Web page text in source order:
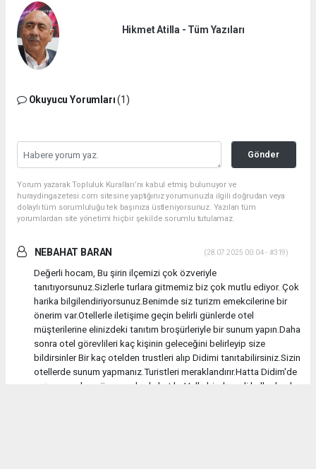
Hikmet Atilla - Tüm Yazıları
Okuyucu Yorumları(1)
Gönder
Yorum yazarak Topluluk Kuralları’nı kabul etmiş bulunuyor ve
huraydingazetesi.com sitesine yaptığınız yorumunuzla ilgili doğrudan veya
dolaylı tüm sorumluluğu tek başınıza üstleniyorsunuz. Yazılan tüm
yorumlardan site yönetimi hiçbir şekilde sorumlu tutulamaz.
NEBAHAT BARAN (28.07.2025 00:04 - #319)
Değerli hocam, Bu şirin ilçemizi çok özveriyle
tanıtıyorsunuz.Sizlerle turlara gitmemiz biz çok mutlu ediyor. Çok
harika bilgilendiriyorsunuz.Benimde siz turizm emekcilerine bir
önerim var.Otellerle iletişime geçin belirli günlerde otel
müşterilerine elinizdeki tanıtım broşürleriyle bir sunum yapın.Daha
sonra otel görevlileri kaç kişinin geleceğini belirleyip size
bildirsinler Bir kaç otelden trustleri alıp Didimi tanıtabilirsiniz.Sizin
otellerde sunum yapmanız.Turistleri meraklandırır.Hatta Didim'de
yaşayıp oraları görmeyenlerde katılır. Valla bizde yerli halk olarak